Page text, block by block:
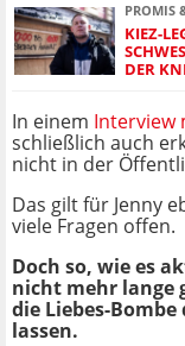
PROMIS
KIEZ-
DER
In einem Interview
schließlich auch
nicht in der
Das gilt für Jenny
viele Fragen offen.
Doch so, wie es
nicht mehr lange
die Liebes-
lassen.